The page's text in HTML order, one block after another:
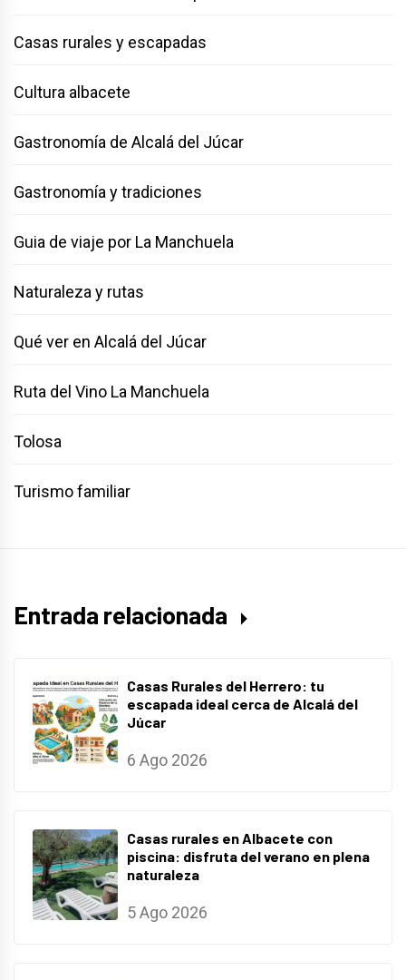
Casas rurales y escapadas
Cultura albacete
Gastronomía de Alcalá del Júcar
Gastronomía y tradiciones
Guia de viaje por La Manchuela
Naturaleza y rutas
Qué ver en Alcalá del Júcar
Ruta del Vino La Manchuela
Tolosa
Turismo familiar
Entrada relacionada
Casas Rurales del Herrero: tu
escapada ideal cerca de Alcalá del
Júcar
6 Ago 2026
Casas rurales en Albacete con
piscina: disfruta del verano en plena
naturaleza
5 Ago 2026